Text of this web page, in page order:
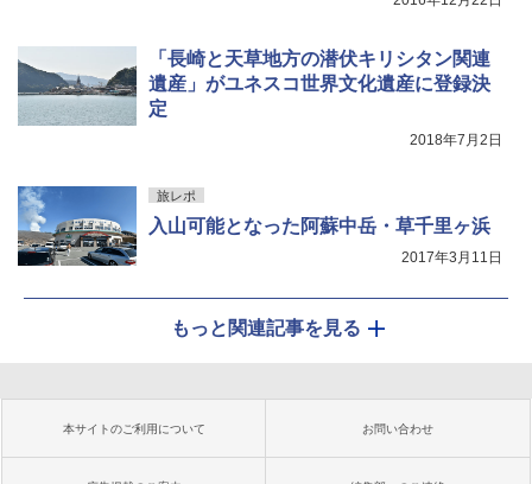
「長崎と天草地方の潜伏キリシタン関連
遺産」がユネスコ世界文化遺産に登録決
定
2018年7月2日
旅レポ
入山可能となった阿蘇中岳・草千里ヶ浜
2017年3月11日
もっと関連記事を見る
本サイトのご利用について お問い合わせ